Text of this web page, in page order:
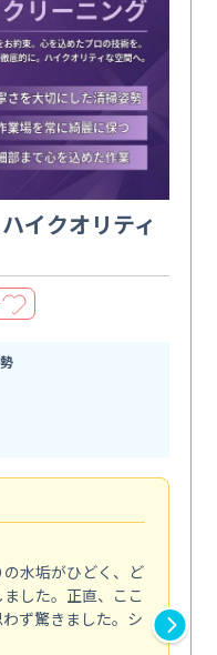
イクオリティ
水垢がひどく、ど
した。正直、ここ
ず驚きました。シ